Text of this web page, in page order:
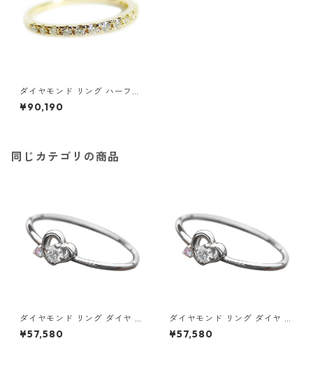
ダイヤモンド リング ハーフエ
タニティ 0.2ct 10号 K18イエ
ローゴールド 0.2カラット エ
¥90,190
同じカテゴリの商品
ダイヤモンド リング ダイヤ ア
イスブルーダイヤ 合計0.06ct
8.5号 プラチナ Pt950 ハート
¥57,580
ダイヤモンド リング ダイヤ ア
イスブルーダイヤ 合計0.06ct
9号 プラチナ Pt950 ハートモ
¥57,580